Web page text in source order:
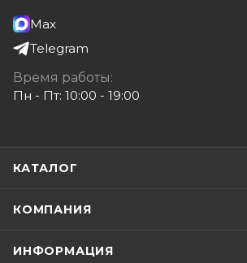
Max
Telegram
Время работы:
Пн - Пт: 10:00 - 19:00
КАТАЛОГ
КОМПАНИЯ
ИНФОРМАЦИЯ